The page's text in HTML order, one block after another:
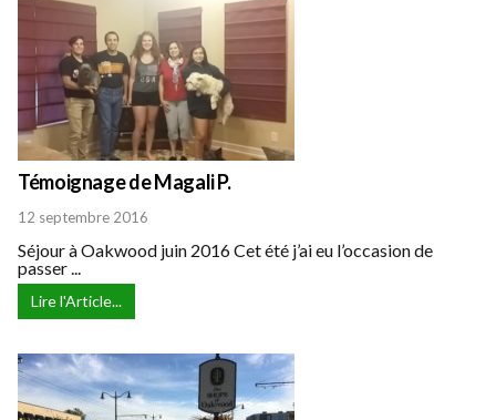
Témoignage de Magali P.
12 septembre 2016
Séjour à Oakwood juin 2016 Cet été j’ai eu l’occasion de
passer ...
Lire l'Article...